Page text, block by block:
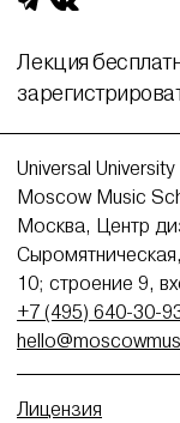
Лекция
Universal University
Moscow Music
Москва, Центр
Сыромятническая,
10; строение 9,
+7 (495) 640-30-
Лицензия